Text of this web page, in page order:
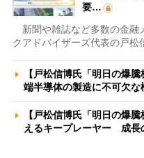
要…
新聞や雑誌など多数の金融
クアドバイザーズ代表の戸松
【戸松信博氏「明日の爆
端半導体の製造に不可欠
【戸松信博氏「明日の爆
えるキープレーヤー 成